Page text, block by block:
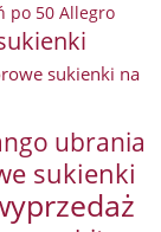
po 50 Allegro
sukienki na
ubrania
sukienki